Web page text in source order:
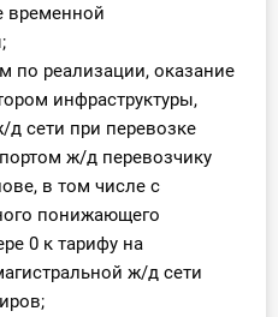
временной
по реализации, оказание
инфраструктуры,
д сети при перевозке
ж/д перевозчику
в том числе с
понижающего
0 к тарифу на
ж/д сети